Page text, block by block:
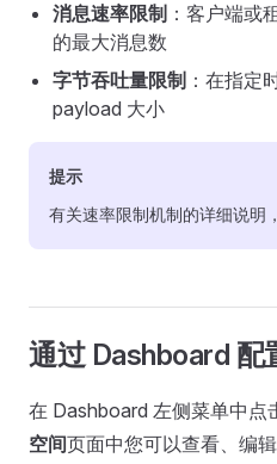
消息速率限制 ：客户端或
的最大消息数
字节吞吐量限制 ：在指定
payload 大小
提示
有关速率限制机制的详细说明
通过 Dashboard 配
在 Dashboard 左侧菜单中点
空间页面中您可以查看、编